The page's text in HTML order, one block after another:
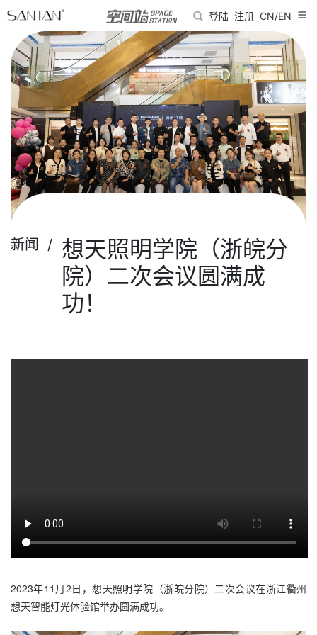
登陆 注册 CN/EN
新闻 / 想天照明学院（浙皖分
院）二次会议圆满成
功！
2023年11月2日，想天照明学院（浙皖分院）二次会议在浙江衢州
想天智能灯光体验馆举办圆满成功。